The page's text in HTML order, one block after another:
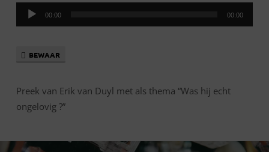
ECHT
ONGELOVIG
Audiospeler
00:00 00:00
BEWAAR
Preek van Erik van Duyl met als thema “Was hij echt
ongelovig ?”